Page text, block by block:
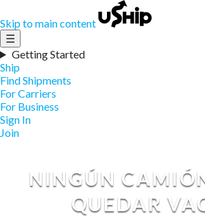
Skip to main content
☰
Getting Started
Ship
Find Shipments
For Carriers
For Business
Sign In
Join
NINGÚN
QUEDAR